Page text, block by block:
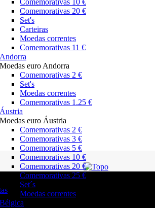
Comemorativas 10 €
Comemorativas 20 €
Set's
Carteiras
Moedas correntes
Comemorativas 11 €
Andorra
Moedas euro Andorra
Comemorativas 2 €
Set's
Moedas correntes
Comemorativas 1.25 €
Áustria
Moedas euro Áustria
Comemorativas 2 €
Comemorativas 3 €
Comemorativas 5 €
Comemorativas 10 €
Comemorativas 20 €
Comemorativas 25 €
Set´s
Moedas correntes
Bélgica